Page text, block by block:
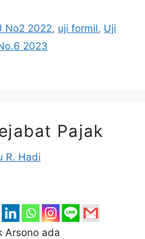
No2 2022, uji formil, Uji
2023
Pajak
R. Hadi
Arsono ada